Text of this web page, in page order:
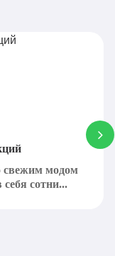
свежим модом
сотни...